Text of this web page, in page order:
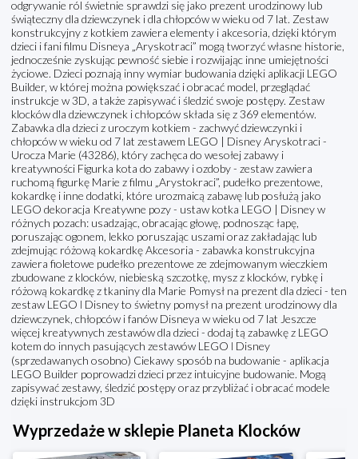
odgrywanie ról świetnie sprawdzi się jako prezent urodzinowy lub
świąteczny dla dziewczynek i dla chłopców w wieku od 7 lat. Zestaw
konstrukcyjny z kotkiem zawiera elementy i akcesoria, dzięki którym
dzieci i fani filmu Disneya „Aryskotraci” mogą tworzyć własne historie,
jednocześnie zyskując pewność siebie i rozwijając inne umiejętności
życiowe. Dzieci poznają inny wymiar budowania dzięki aplikacji LEGO
Builder, w której można powiększać i obracać model, przeglądać
instrukcje w 3D, a także zapisywać i śledzić swoje postępy. Zestaw
klocków dla dziewczynek i chłopców składa się z 369 elementów.
Zabawka dla dzieci z uroczym kotkiem - zachwyć dziewczynki i
chłopców w wieku od 7 lat zestawem LEGO | Disney Aryskotraci -
Urocza Marie (43286), który zachęca do wesołej zabawy i
kreatywności Figurka kota do zabawy i ozdoby - zestaw zawiera
ruchomą figurkę Marie z filmu „Arystokraci”, pudełko prezentowe,
kokardkę i inne dodatki, które urozmaicą zabawę lub posłużą jako
LEGO dekoracja Kreatywne pozy - ustaw kotka LEGO | Disney w
różnych pozach: usadzając, obracając głowę, podnosząc łapę,
poruszając ogonem, lekko poruszając uszami oraz zakładając lub
zdejmując różową kokardkę Akcesoria - zabawka konstrukcyjna
zawiera fioletowe pudełko prezentowe ze zdejmowanym wieczkiem
zbudowane z klocków, niebieską szczotkę, mysz z klocków, rybkę i
różową kokardkę z tkaniny dla Marie Pomysł na prezent dla dzieci - ten
zestaw LEGO ǀ Disney to świetny pomysł na prezent urodzinowy dla
dziewczynek, chłopców i fanów Disneya w wieku od 7 lat Jeszcze
więcej kreatywnych zestawów dla dzieci - dodaj tą zabawkę z LEGO
kotem do innych pasujących zestawów LEGO ǀ Disney
(sprzedawanych osobno) Ciekawy sposób na budowanie - aplikacja
LEGO Builder poprowadzi dzieci przez intuicyjne budowanie. Mogą
zapisywać zestawy, śledzić postępy oraz przybliżać i obracać modele
dzięki instrukcjom 3D
Wyprzedaże w sklepie Planeta Klocków